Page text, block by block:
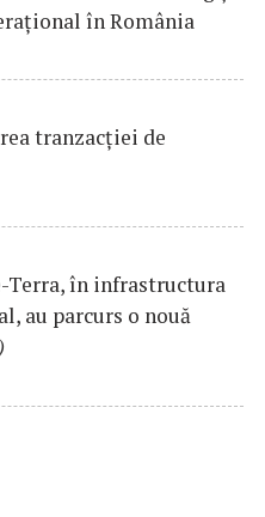
în România
tranzacției de
Terra, în infrastructura
au parcurs o nouă